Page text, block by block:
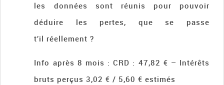
les données sont réunis pour pouvoir
déduire les pertes, que se passe
t’il réellement ?
Info après 8 mois : CRD : 47,82 € – Intérêts
bruts perçus 3,02 € / 5,60 € estimés